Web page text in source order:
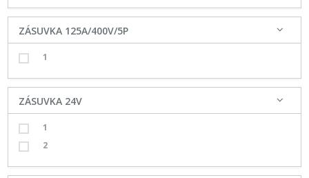
ZÁSUVKA 125A/400V/5P
1
ZÁSUVKA 24V
1
2